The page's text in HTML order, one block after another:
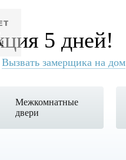
5 дней!
Вызвать замерщика на дом
Межкомнатные
двери